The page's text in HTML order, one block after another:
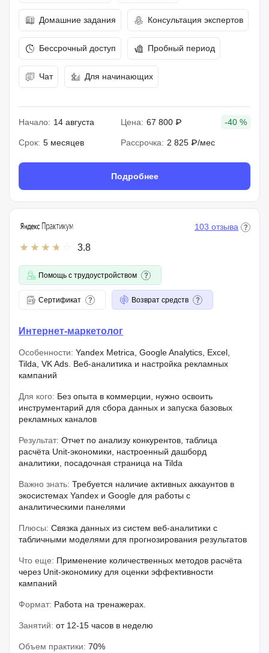
Домашние задания Консультация экспертов
Бессрочный доступ Пробный период
Чат Для начинающих
Начало: 14 августа Цена: 67 800 ₽ -40 %
Срок: 5 месяцев Рассрочка: 2 825 ₽/мес
Подробнее
3.8
103 отзыва
Помощь с трудоустройством
Сертификат Возврат средств
Интернет-маркетолог
Особенности: Yandex Metrica, Google Analytics, Excel,
Tilda, VK Ads. Веб-аналитика и настройка рекламных
кампаний
Для кого: Без опыта в коммерции, нужно освоить
инструментарий для сбора данных и запуска базовых
рекламных каналов
Результат: Отчет по анализу конкурентов, таблица
расчёта Unit-экономики, настроенный дашборд
аналитики, посадочная страница на Tilda
Важно знать: Требуется наличие активных аккаунтов в
экосистемах Yandex и Google для работы с
аналитическими панелями
Плюсы: Связка данных из систем веб-аналитики с
табличными моделями для прогнозирования результатов
Что еще: Применение количественных методов расчёта
через Unit-экономику для оценки эффективности
кампаний
Формат: Работа на тренажерах.
Занятий: от 12-15 часов в неделю
Объем практики: 70%